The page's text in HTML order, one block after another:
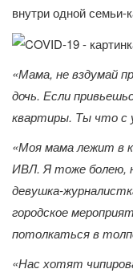
внутри одной семьи-
«Мама, не вздумай
дочь. Если
квартиры. Ты что с
«Моя мама лежит в
ИВЛ. Я тоже болею,
девушка-
городское
потолкаться в
«Нас хотят